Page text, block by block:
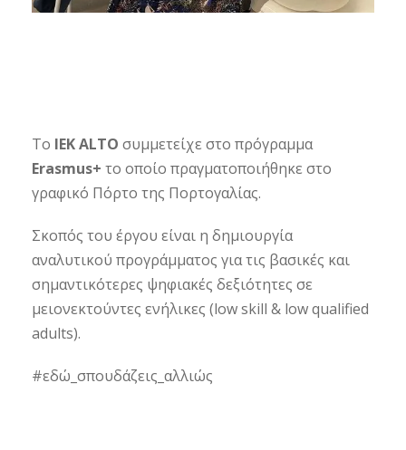
To IEK ALTO συμμετείχε στο πρόγραμμα
Erasmus+ το οποίο πραγματοποιήθηκε στο
γραφικό Πόρτο της Πορτογαλίας.
Σκοπός του έργου είναι η δημιουργία
αναλυτικού προγράμματος για τις βασικές και
σημαντικότερες ψηφιακές δεξιότητες σε
μειονεκτούντες ενήλικες (low skill & low qualified
adults).
#εδώ_σπουδάζεις_αλλιώς